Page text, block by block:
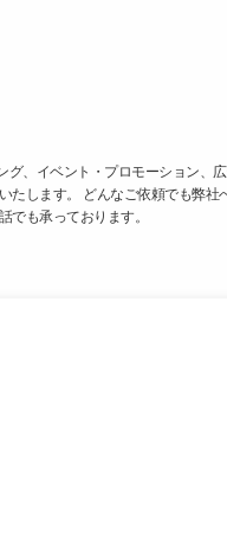
グ、イベント・プロモーション、
たします。 どんなご依頼でも弊社
でも承っております。